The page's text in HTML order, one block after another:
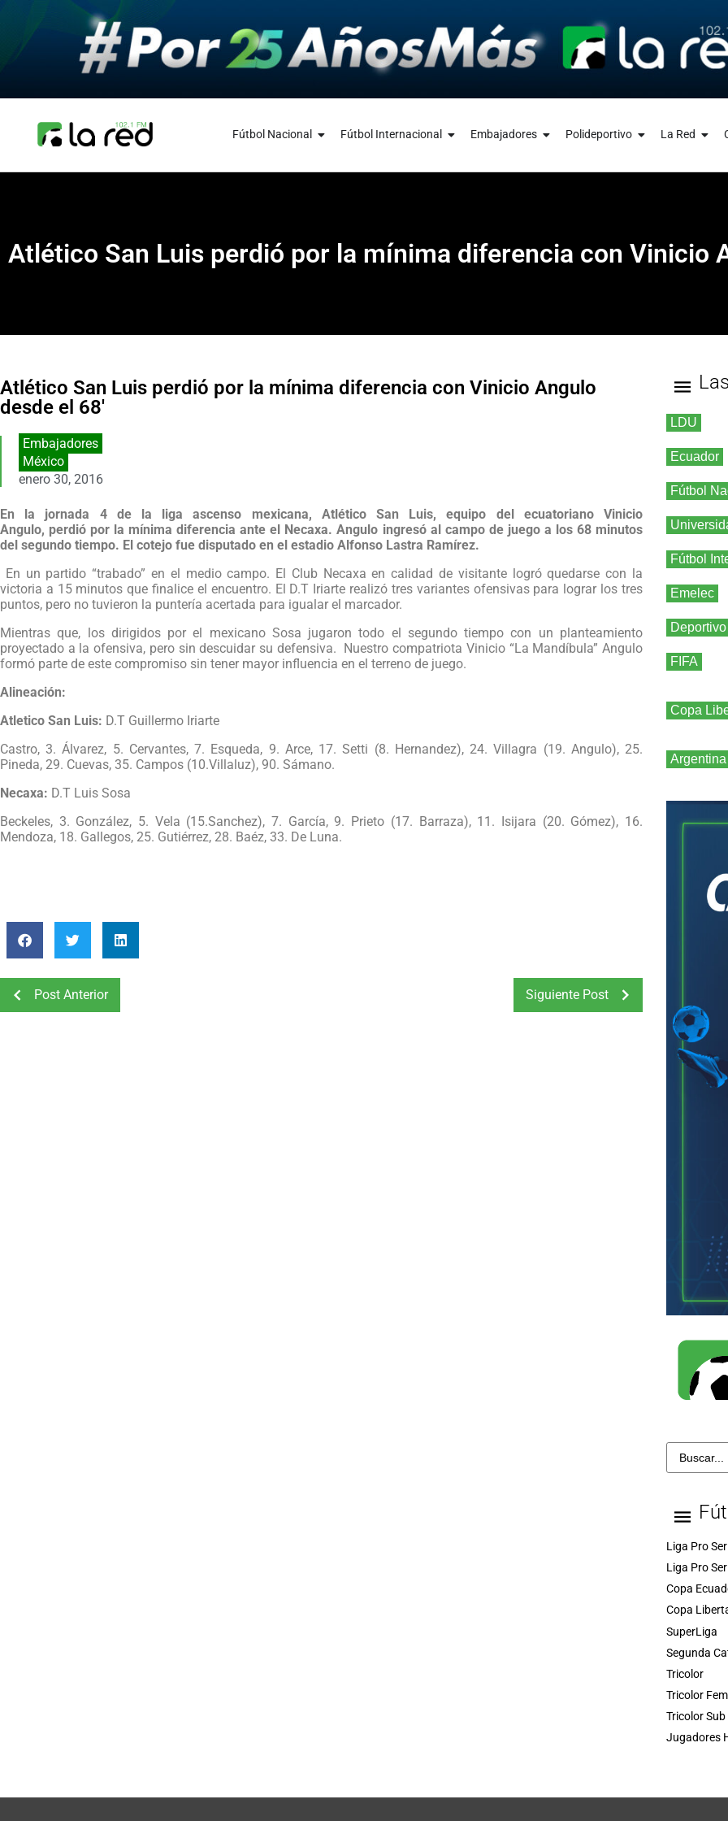
Fútbol Nacional Fútbol Internacional Embajadores Polideportivo La Red
Atlético San Luis perdió por la mínima diferencia con Vinicio
Atlético San Luis perdió por la mínima diferencia con Vinicio Angulo
desde el 68′
Embajadores
México
enero 30, 2016
En la jornada 4 de la liga ascenso mexicana, Atlético San Luis, equipo del ecuatoriano Vinicio
Angulo, perdió por la mínima diferencia ante el Necaxa. Angulo ingresó al campo de juego a los 68 minutos
del segundo tiempo. El cotejo fue disputado en el estadio Alfonso Lastra Ramírez.
En un partido “trabado” en el medio campo. El Club Necaxa en calidad de visitante logró quedarse con la
victoria a 15 minutos que finalice el encuentro. El D.T Iriarte realizó tres variantes ofensivas para lograr los tres
puntos, pero no tuvieron la puntería acertada para igualar el marcador.
Mientras que, los dirigidos por el mexicano Sosa jugaron todo el segundo tiempo con un planteamiento
proyectado a la ofensiva, pero sin descuidar su defensiva. Nuestro compatriota Vinicio “La Mandíbula” Angulo
formó parte de este compromiso sin tener mayor influencia en el terreno de juego.
Alineación:
Atletico San Luis: D.T Guillermo Iriarte
Castro, 3. Álvarez, 5. Cervantes, 7. Esqueda, 9. Arce, 17. Setti (8. Hernandez), 24. Villagra (19. Angulo), 25.
Pineda, 29. Cuevas, 35. Campos (10.Villaluz), 90. Sámano.
Necaxa: D.T Luis Sosa
Beckeles, 3. González, 5. Vela (15.Sanchez), 7. García, 9. Prieto (17. Barraza), 11. Isijara (20. Gómez), 16.
Mendoza, 18. Gallegos, 25. Gutiérrez, 28. Baéz, 33. De Luna.
Post Anterior Siguiente Post
LDU
Ecuador
Fútbol
Fútbol
Emelec
FIFA
Copa
Argentina
Liga Pro
Liga Pro
Copa
Copa
SuperLiga
Segunda
Tricolor
Tricolor
Tricolor Sub
Jugadores